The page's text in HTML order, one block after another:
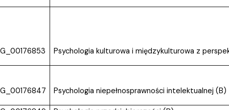
Psychologia kulturowa i międzykulturowa z
Psychologia niepełnosprawności intelektualnej (B)